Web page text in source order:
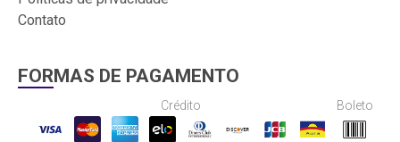
Contato
FORMAS DE PAGAMENTO
Crédito Boleto